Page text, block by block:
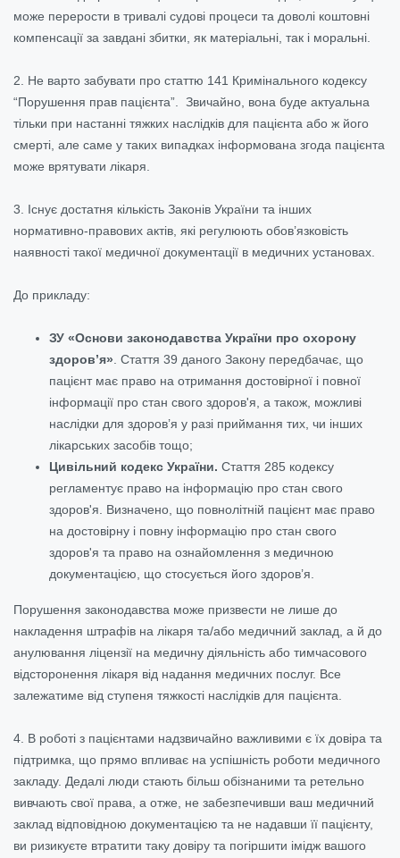
може перерости в тривалі судові процеси та доволі коштовні
компенсації за завдані збитки, як матеріальні, так і моральні.
2. Не варто забувати про статтю 141 Кримінального кодексу
“Порушення прав пацієнта”. Звичайно, вона буде актуальна
тільки при настанні тяжких наслідків для пацієнта або ж його
смерті, але саме у таких випадках інформована згода пацієнта
може врятувати лікаря.
3. Існує достатня кількість Законів України та інших
нормативно-правових актів, які регулюють обов’язковість
наявності такої медичної документації в медичних установах.
До прикладу:
ЗУ «Основи законодавства України про охорону
здоров’я» . Стаття 39 даного Закону передбачає, що
пацієнт має право на отримання достовірної і повної
інформації про стан свого здоров'я, а також, можливі
наслідки для здоров’я у разі приймання тих, чи інших
лікарських засобів тощо;
Цивільний кодекс України. Стаття 285 кодексу
регламентує право на інформацію про стан свого
здоров'я. Визначено, що повнолітній пацієнт має право
на достовірну і повну інформацію про стан свого
здоров'я та право на ознайомлення з медичною
документацією, що стосується його здоров’я.
Порушення законодавства може призвести не лише до
накладення штрафів на лікаря та/або медичний заклад, а й до
анулювання ліцензії на медичну діяльність або тимчасового
відсторонення лікаря від надання медичних послуг. Все
залежатиме від ступеня тяжкості наслідків для пацієнта.
4. В роботі з пацієнтами надзвичайно важливими є їх довіра та
підтримка, що прямо впливає на успішність роботи медичного
закладу. Дедалі люди стають більш обізнаними та ретельно
вивчають свої права, а отже, не забезпечивши ваш медичний
заклад відповідною документацією та не надавши її пацієнту,
ви ризикуєте втратити таку довіру та погіршити імідж вашого